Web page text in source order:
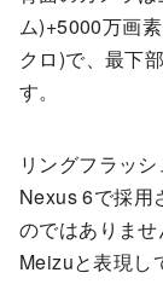
ム)+5000万画
クロ)で、最下
す。
リングフラッ
Nexus 6で採用
のではありま
Meizuと表現し